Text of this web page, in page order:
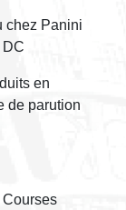
chez Panini
DC
en
de parution